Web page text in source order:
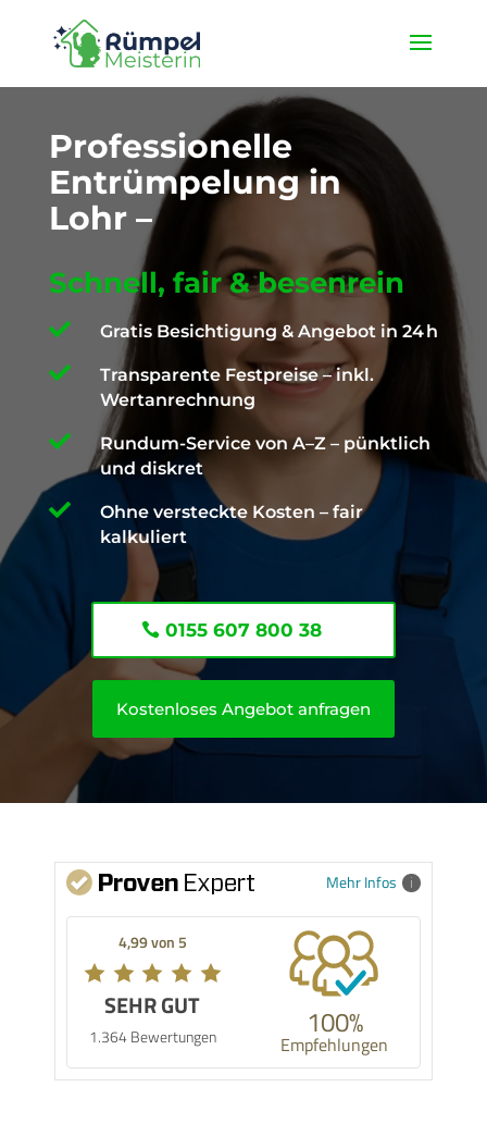
★ 4,9 / 5 ProvenExpert ✓ Deutschlandweit unterwegs ✉️
info@die-ruempelmeisterin.com
Professionelle
Entrümpelung in
Lohr –
Schnell, fair & besenrein
 Gratis Besichtigung & Angebot in 24 h

Transparente Festpreise – inkl.
Wertanrechnung

Rundum-Service von A–Z – pünktlich
und diskret

Ohne versteckte Kosten – fair
kalkuliert
0155 607 800 38
Kostenloses Angebot anfragen
Mehr Infos
4,99 von 5
SEHR GUT
1.364 Bewertungen 100%
Empfehlungen